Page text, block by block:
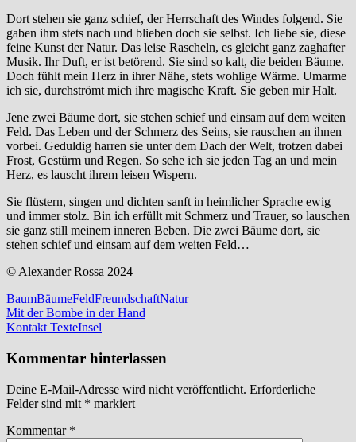
Dort stehen sie ganz schief, der Herrschaft des Windes folgend. Sie
gaben ihm stets nach und blieben doch sie selbst. Ich liebe sie, diese
feine Kunst der Natur. Das leise Rascheln, es gleicht ganz zaghafter
Musik. Ihr Duft, er ist betörend. Sie sind so kalt, die beiden Bäume.
Doch fühlt mein Herz in ihrer Nähe, stets wohlige Wärme. Umarme
ich sie, durchströmt mich ihre magische Kraft. Sie geben mir Halt.
Jene zwei Bäume dort, sie stehen schief und einsam auf dem weiten
Feld. Das Leben und der Schmerz des Seins, sie rauschen an ihnen
vorbei. Geduldig harren sie unter dem Dach der Welt, trotzen dabei
Frost, Gestürm und Regen. So sehe ich sie jeden Tag an und mein
Herz, es lauscht ihrem leisen Wispern.
Sie flüstern, singen und dichten sanft in heimlicher Sprache ewig
und immer stolz. Bin ich erfüllt mit Schmerz und Trauer, so lauschen
sie ganz still meinem inneren Beben. Die zwei Bäume dort, sie
stehen schief und einsam auf dem weiten Feld…
© Alexander Rossa 2024
BaumBäumeFeldFreundschaftNatur
Beitragsnavigation
Vorheriger
Beitrag:
Mit der Bombe in der Hand
Nächster
Kontakt TexteInsel
Kommentar hinterlassen
Deine E-Mail-Adresse wird nicht veröffentlicht. Erforderliche
Felder sind mit * markiert
Kommentar *